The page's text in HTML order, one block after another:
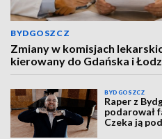
BYDGOSZCZ
Zmiany w komisjach
kierowany do Gdańska i
BYDGOSZCZ
Raper z
podarował
Czeka ją